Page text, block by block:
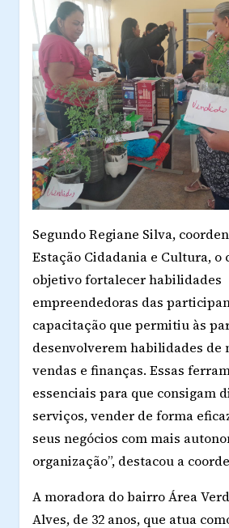
Segundo Regiane Silva,
Estação Cidadania e Cultura, o
objetivo fortalecer habilidades
empreendedoras das
capacitação que permitiu às
desenvolverem habilidades de
vendas e finanças. Essas
essenciais para que consigam
serviços, vender de forma
seus negócios com mais
organização”, destacou a
A moradora do bairro Área
Alves, de 32 anos, que atua